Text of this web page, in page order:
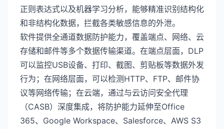
正则表达式以及机器学习分析，能够精准识别结构化
和非结构化数据，拦截各类敏感信息的外泄。
软件提供全通道数据防护能力，覆盖端点、网络、云
存储和邮件等多个数据传输渠道。在端点层面，DLP
可以监控USB设备、打印、截图、剪贴板等数据外发
行为；在网络层面，可以检测HTTP、FTP、邮件协
议等网络传输；在云端，通过与云访问安全代理
（CASB）深度集成，将防护能力延伸至Office
365、Google Workspace、Salesforce、AWS S3